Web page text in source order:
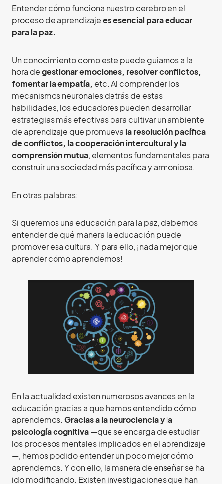
Entender cómo funciona nuestro cerebro en el
proceso de aprendizajees esencial para educar
para la paz.
Un conocimiento como este puede guiarnos a la
hora degestionar emociones, resolver conflictos,
fomentar la empatía, etc. Al comprender los
mecanismos neuronales detrás de estas
habilidades, los educadores pueden desarrollar
estrategias más efectivas para cultivar un ambiente
de aprendizaje que promueva la resolución pacífica
de conflictos, la cooperación intercultural y la
comprensión mutua, elementos fundamentales para
construir una sociedad más pacífica y armoniosa.
En otras palabras:
Si queremos una educación para la paz, debemos
entender de qué manera la educación puede
promover esa cultura. Y para ello, ¡nada mejor que
aprender cómo aprendemos!
En la actualidad existen numerosos avances en la
educación gracias a que hemos entendido cómo
aprendemos. Gracias a la neurociencia y la
psicología cognitiva—que se encarga de estudiar
los procesos mentales implicados en el aprendizaje
—, hemos podido entender un poco mejor cómo
aprendemos. Y con ello, la manera de enseñar se ha
ido modificando. Existen investigaciones que han